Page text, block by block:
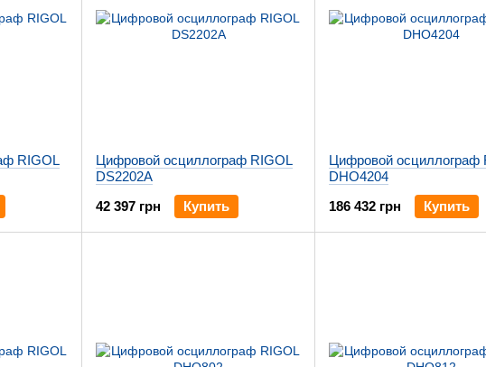
RIGOL
Цифровой осциллограф RIGOL
DS2202A
42 397 грн
Купить
Цифровой осциллограф
DHO4204
186 432 грн
Купить